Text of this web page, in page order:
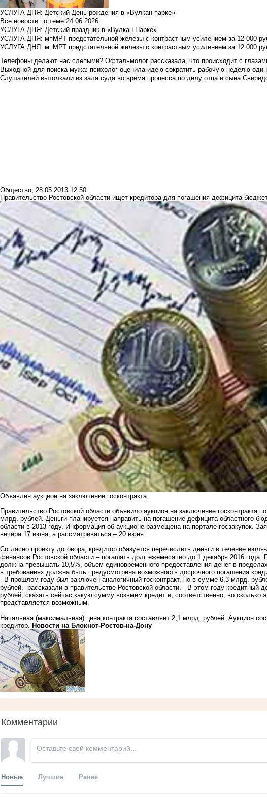
УСЛУГА ДНЯ: Детский День рождения в «Вулкан парке»
Все новости по теме 24.06.2026
УСЛУГА ДНЯ: Детский праздник в «Вулкан Парке»
УСЛУГА ДНЯ: мпМРТ предстательной железы с контрастным усилением за 12 000
УСЛУГА ДНЯ: мпМРТ предстательной железы с контрастным усилением за 12 000
Телефоны делают нас слепыми? Офтальмолог рассказала, что происходит с
Выходной для поиска мужа: психолог оценила идею сократить рабочую неделю
Слушателей вытолкали из зала суда во время процесса по делу отца и сына
Общество, 28.05.2013 12:50
Правительство Ростовской области ищет кредитора для погашения дефицита
Объявлен аукцион на заключение госконтракта.
Правительство Ростовской области объявило аукцион на заключение госконтракта
млрд. рублей. Деньги планируется направить на погашение дефицита областного
области в 2013 году. Информация об аукционе размещена на портале госзакупок.
вечера 17 июня, а рассматриваться – 20 июня.
Согласно проекту договора, кредитор обязуется перечислить деньги в течение
финансов Ростовской области – погашать долг ежемесячно до 1 декабря 2016 года.
должна превышать 10,5%, объем единовременного предоставления денег в
в требованиях должна быть предусмотрена возможность досрочного погашения
- В прошлом году был заключен аналогичный госконтракт, но в сумме 6,3 млрд.
рублей,- рассказали в правительстве Ростовской области. - В этом году кредитный
рублей, сказать сейчас какую сумму возьмем кредит и, соответственно, во
представляется возможным.
Начальная (максимальная) цена контракта составляет 2,1 млрд. рублей. Аукцион
кредитор. Новости на Блoкнoт-Ростов-на-Дону
Комментарии
Новые Лучшие Ранее